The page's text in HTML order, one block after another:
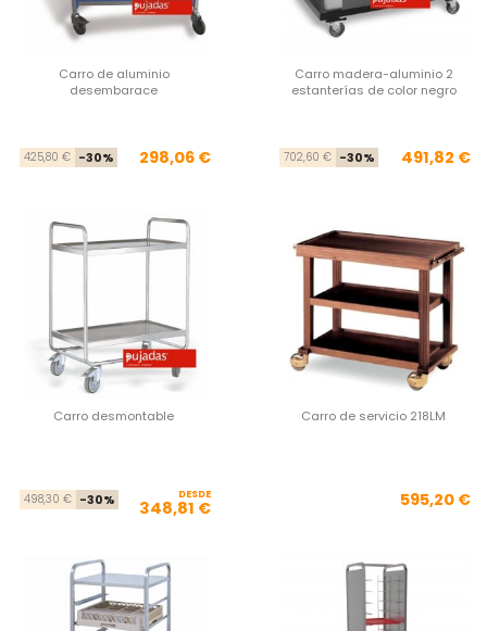
Carro de aluminio
desembarace
Precio base
425,80 € -30% Precio
298,06 €
Carro madera-aluminio 2
estanterías de color negro
702,60 € -30% 491,82 €
Carro desmontable
Precio base
498,30 € -30% Precio
DESDE
348,81 €
Carro de servicio 218LM
595,20 €